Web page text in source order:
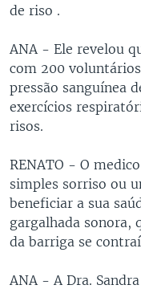
de riso .
ANA - Ele revelou
com 200
pressão sanguínea
exercícios
risos.
RENATO - O
simples sorriso ou
beneficiar a sua
gargalhada sonora,
da barriga se
ANA - A Dra.